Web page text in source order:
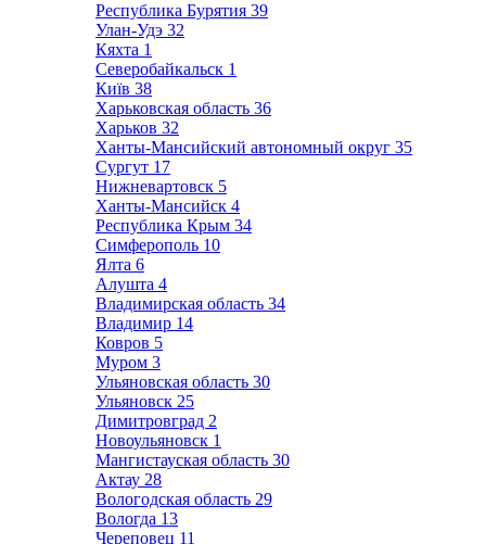
Республика Бурятия 39
Улан-Удэ 32
Кяхта 1
Северобайкальск 1
Київ 38
Харьковская область 36
Харьков 32
Ханты-Мансийский автономный округ 35
Сургут 17
Нижневартовск 5
Ханты-Мансийск 4
Республика Крым 34
Симферополь 10
Ялта 6
Алушта 4
Владимирская область 34
Владимир 14
Ковров 5
Муром 3
Ульяновская область 30
Ульяновск 25
Димитровград 2
Новоульяновск 1
Мангистауская область 30
Актау 28
Вологодская область 29
Вологда 13
Череповец 11